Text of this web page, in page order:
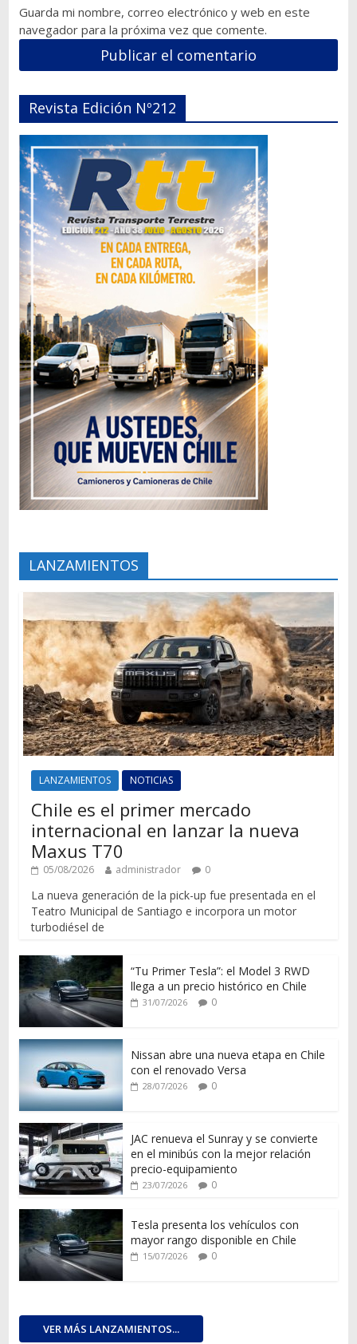
Guarda mi nombre, correo electrónico y web en este
navegador para la próxima vez que comente.
Revista Edición Nº212
LANZAMIENTOS
LANZAMIENTOS NOTICIAS
Chile es el primer mercado
internacional en lanzar la nueva
Maxus T70
05/08/2026 administrador 0
La nueva generación de la pick-up fue presentada en el
Teatro Municipal de Santiago e incorpora un motor
turbodiésel de
“Tu Primer Tesla”: el Model 3 RWD
llega a un precio histórico en Chile
31/07/2026 0
Nissan abre una nueva etapa en Chile
con el renovado Versa
28/07/2026 0
JAC renueva el Sunray y se convierte
en el minibús con la mejor relación
precio-equipamiento
23/07/2026 0
Tesla presenta los vehículos con
mayor rango disponible en Chile
15/07/2026 0
VER MÁS LANZAMIENTOS...